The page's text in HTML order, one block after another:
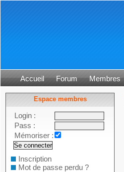
Accueil Forum Membres
Espace membres
Login :
Pass :
Mémoriser :
Inscription
Mot de passe perdu ?